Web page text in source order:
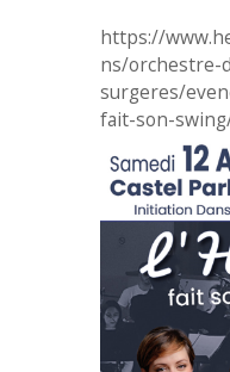
https://
ns/orchestre-
surgeres/
fait-son-